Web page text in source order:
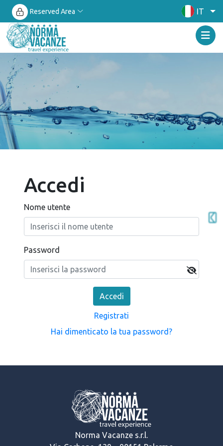
Reserved Area IT
Accedi
Nome utente
Password
Accedi
Registrati
Hai dimenticato la tua password?
Norma Vacanze s.r.l.